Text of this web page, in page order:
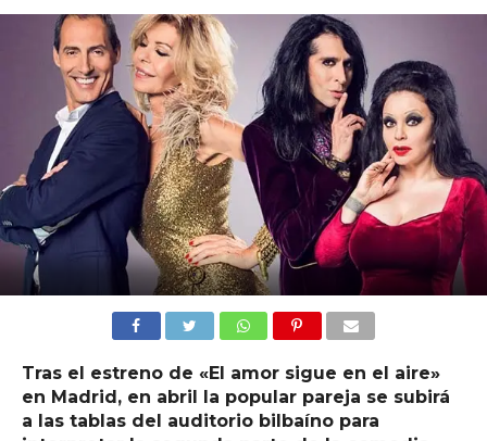
Tras el estreno de «El amor sigue en el aire»
en Madrid, en abril la popular pareja se subirá
a las tablas del auditorio bilbaíno para